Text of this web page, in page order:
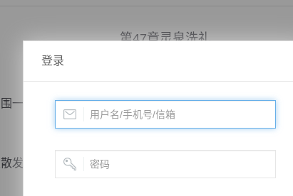
第47章灵泉洗礼
小说：道运成帝
阵旋转，睁开眼睛后发现自己出现在一个类似山洞的
出光亮，还有墙上的夜明珠也散发出柔和的光。
登录